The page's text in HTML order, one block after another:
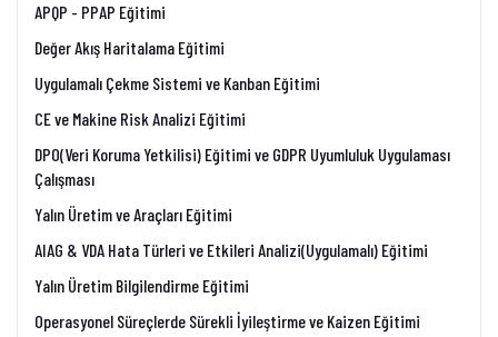
APQP - PPAP Eğitimi
Değer Akış Haritalama Eğitimi
Uygulamalı Çekme Sistemi ve Kanban Eğitimi
CE ve Makine Risk Analizi Eğitimi
DPO(Veri Koruma Yetkilisi) Eğitimi ve GDPR Uyumluluk Uygulaması
Çalışması
Yalın Üretim ve Araçları Eğitimi
AIAG & VDA Hata Türleri ve Etkileri Analizi(Uygulamalı) Eğitimi
Yalın Üretim Bilgilendirme Eğitimi
Operasyonel Süreçlerde Sürekli İyileştirme ve Kaizen Eğitimi